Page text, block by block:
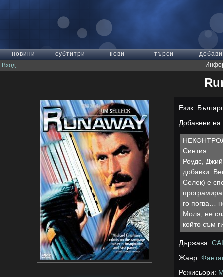
новини субтитри нови търси
добави
Вход
Език:
Добавени
Синтия
Роудс,
добавки:
Селек) е
го погва…
Моля, не
който съм
Държава:
Жанр:
Режисьори: